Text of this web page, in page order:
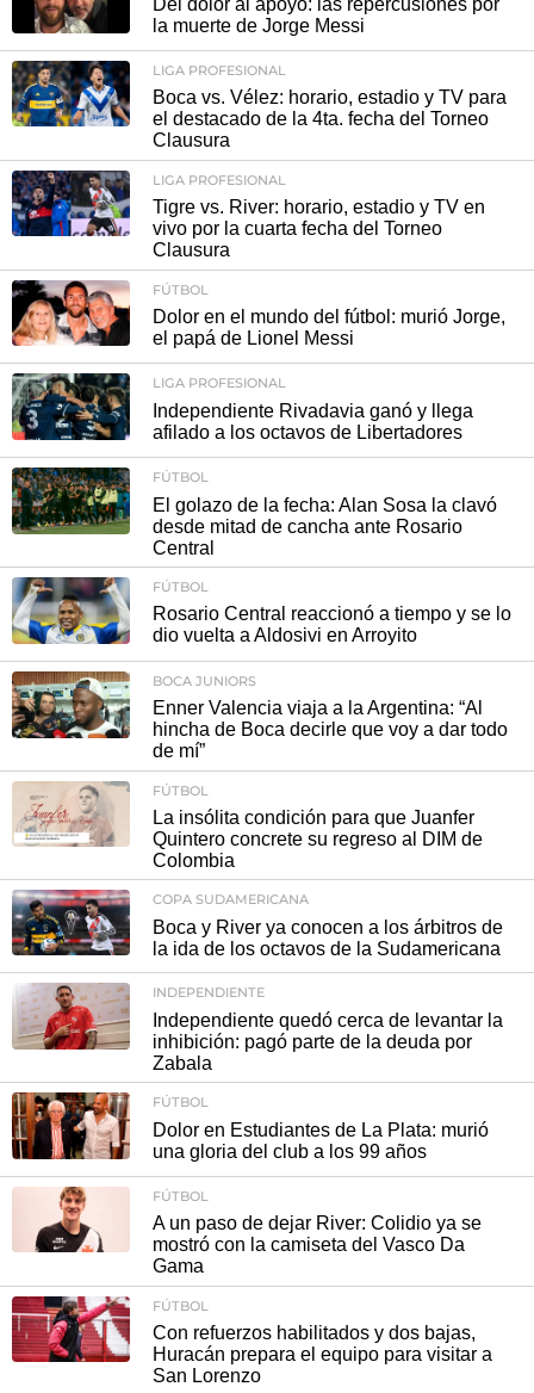
la muerte de Jorge Messi
LIGA PROFESIONAL
Boca vs. Vélez: horario, estadio y TV para
el destacado de la 4ta. fecha del Torneo
Clausura
LIGA PROFESIONAL
Tigre vs. River: horario, estadio y TV en
vivo por la cuarta fecha del Torneo
Clausura
FÚTBOL
Dolor en el mundo del fútbol: murió Jorge,
el papá de Lionel Messi
LIGA PROFESIONAL
Independiente Rivadavia ganó y llega
afilado a los octavos de Libertadores
FÚTBOL
El golazo de la fecha: Alan Sosa la clavó
desde mitad de cancha ante Rosario
Central
FÚTBOL
Rosario Central reaccionó a tiempo y se lo
dio vuelta a Aldosivi en Arroyito
BOCA JUNIORS
Enner Valencia viaja a la Argentina: “Al
hincha de Boca decirle que voy a dar todo
de mí”
FÚTBOL
La insólita condición para que Juanfer
Quintero concrete su regreso al DIM de
Colombia
COPA SUDAMERICANA
Boca y River ya conocen a los árbitros de
la ida de los octavos de la Sudamericana
INDEPENDIENTE
Independiente quedó cerca de levantar la
inhibición: pagó parte de la deuda por
Zabala
FÚTBOL
Dolor en Estudiantes de La Plata: murió
una gloria del club a los 99 años
FÚTBOL
A un paso de dejar River: Colidio ya se
mostró con la camiseta del Vasco Da
Gama
FÚTBOL
Con refuerzos habilitados y dos bajas,
Huracán prepara el equipo para visitar a
San Lorenzo